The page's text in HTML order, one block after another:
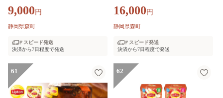
ス リフレッシュ
9,000 円
静岡県森町
スピード発送
決済から7日程度で発送
ミルクティー リラックス リフ
レッシュ
16,000 円
静岡県森町
スピード発送
決済から7日程度で発送
61 62